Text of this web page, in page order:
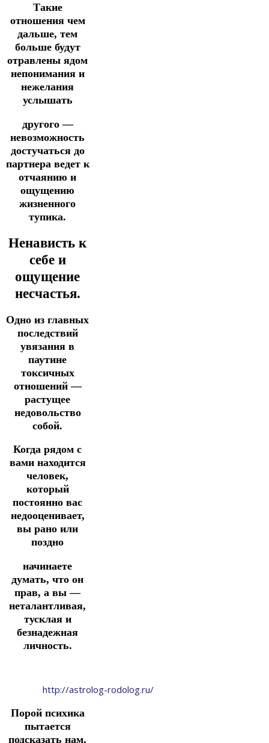
Такие
отношения чем
дальше, тем
больше будут
отравлены ядом
непонимания и
нежелания
услышать
другого —
невозможность
достучаться до
партнера ведет к
отчаянию и
ощущению
жизненного
тупика.
Ненависть к
себе и
ощущение
несчастья.
Одно из главных
последствий
увязания в
паутине
токсичных
отношений —
растущее
недовольство
собой.
Когда рядом с
вами находится
человек,
который
постоянно вас
недооценивает,
вы рано или
поздно
начинаете
думать, что он
прав, а вы —
неталантливая,
тусклая и
безнадежная
личность.
http://astrolog-rodolog.ru/
Порой психика
пытается
подсказать нам,